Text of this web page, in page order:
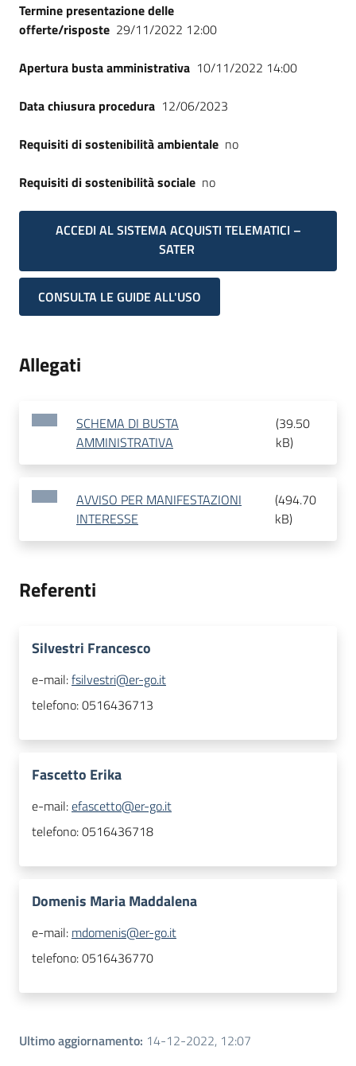
Termine presentazione delle
offerte/risposte 29/11/2022 12:00
Apertura busta amministrativa 10/11/2022 14:00
Data chiusura procedura 12/06/2023
Requisiti di sostenibilità ambientale no
Requisiti di sostenibilità sociale no
ACCEDI AL SISTEMA ACQUISTI TELEMATICI –
SATER
CONSULTA LE GUIDE ALL'USO
Allegati
SCHEMA DI BUSTA
AMMINISTRATIVA
(39.50
kB)
AVVISO PER MANIFESTAZIONI
INTERESSE
(494.70
kB)
Referenti
Silvestri Francesco
e-mail:fsilvestri@er-go.it
telefono:0516436713
Fascetto Erika
e-mail:efascetto@er-go.it
telefono:0516436718
Domenis Maria Maddalena
e-mail: mdomenis@er-go.it
telefono:0516436770
Ultimo aggiornamento: 14-12-2022, 12:07